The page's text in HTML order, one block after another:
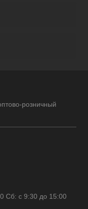
розничный
Сб: с 9:30 до 15:00